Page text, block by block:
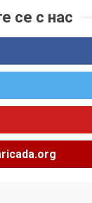
се с нас